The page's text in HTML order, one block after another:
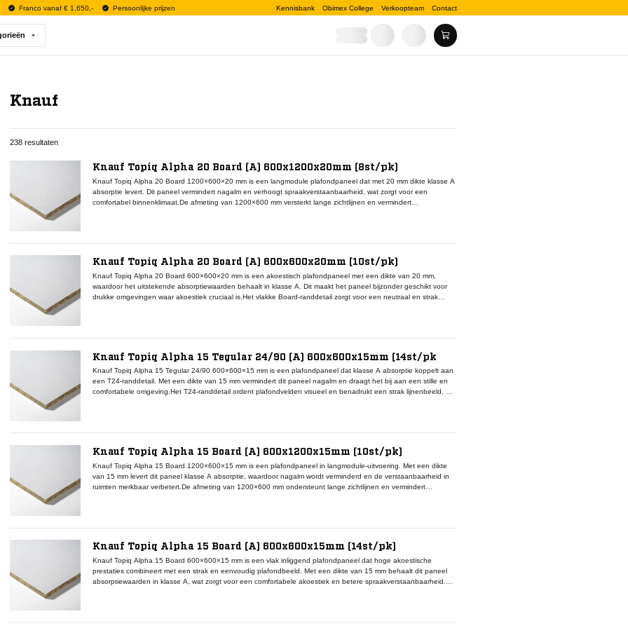
Franco vanaf € 1.650,- Persoonlijke prijzen Kennisbank Obimex College Verkoopteam Contact
Knauf
238 resultaten
Knauf Topiq Alpha 20 Board (A) 600x1200x20mm (8st/pk)
Knauf Topiq Alpha 20 Board 1200×600×20 mm is een langmodule plafondpaneel dat met 20 mm dikte klasse A
absorptie levert. Dit paneel vermindert nagalm en verhoogt spraakverstaanbaarheid, wat zorgt voor een
comfortabel binnenklimaat.De afmeting van 1200×600 mm versterkt lange zichtlijnen en vermindert
intact.
Knauf Topiq Alpha 20 Board (A) 600x600x20mm (10st/pk)
Knauf Topiq Alpha 20 Board 600×600×20 mm is een akoestisch plafondpaneel met een dikte van 20 mm,
waardoor het uitstekende absorptiewaarden behaalt in klasse A. Dit maakt het paneel bijzonder geschikt voor
drukke omgevingen waar akoestiek cruciaal is.Het vlakke Board-randdetail zorgt voor een neutraal en strak
kan dit paneel gecombineerd worden met Tegular-uitvoeringen of grotere modules voor variatie in uitstraling.
Knauf Topiq Alpha 15 Tegular 24/90 (A) 600x600x15mm (14st/pk
Knauf Topiq Alpha 15 Tegular 24/90 600×600×15 mm is een plafondpaneel dat klasse A absorptie koppelt aan
een T24-randdetail. Met een dikte van 15 mm vermindert dit paneel nagalm en draagt het bij aan een stille en
comfortabele omgeving.Het T24-randdetail ordent plafondvelden visueel en benadrukt een strak lijnenbeeld. Het
Knauf Topiq Alpha 15 Board (A) 600x1200x15mm (10st/pk)
Knauf Topiq Alpha 15 Board 1200×600×15 mm is een plafondpaneel in langmodule-uitvoering. Met een dikte
van 15 mm levert dit paneel klasse A absorptie, waardoor nagalm wordt verminderd en de verstaanbaarheid in
ruimten merkbaar verbetert.De afmeting van 1200×600 mm ondersteunt lange zichtlijnen en vermindert
het plenum behouden. Binnen projecten kan dit paneel gecombineerd worden met 600×600-varianten of
Knauf Topiq Alpha 15 Board (A) 600x600x15mm (14st/pk)
Knauf Topiq Alpha 15 Board 600×600×15 mm is een vlak inliggend plafondpaneel dat hoge akoestische
prestaties combineert met een strak en eenvoudig plafondbeeld. Met een dikte van 15 mm behaalt dit paneel
absorptiewaarden in klasse A, wat zorgt voor een comfortabele akoestiek en betere spraakverstaanbaarheid.Het
Alle panelen zijn volledig demontabel en houden toegang tot het plenum intact. Binnen projecten kan dit paneel